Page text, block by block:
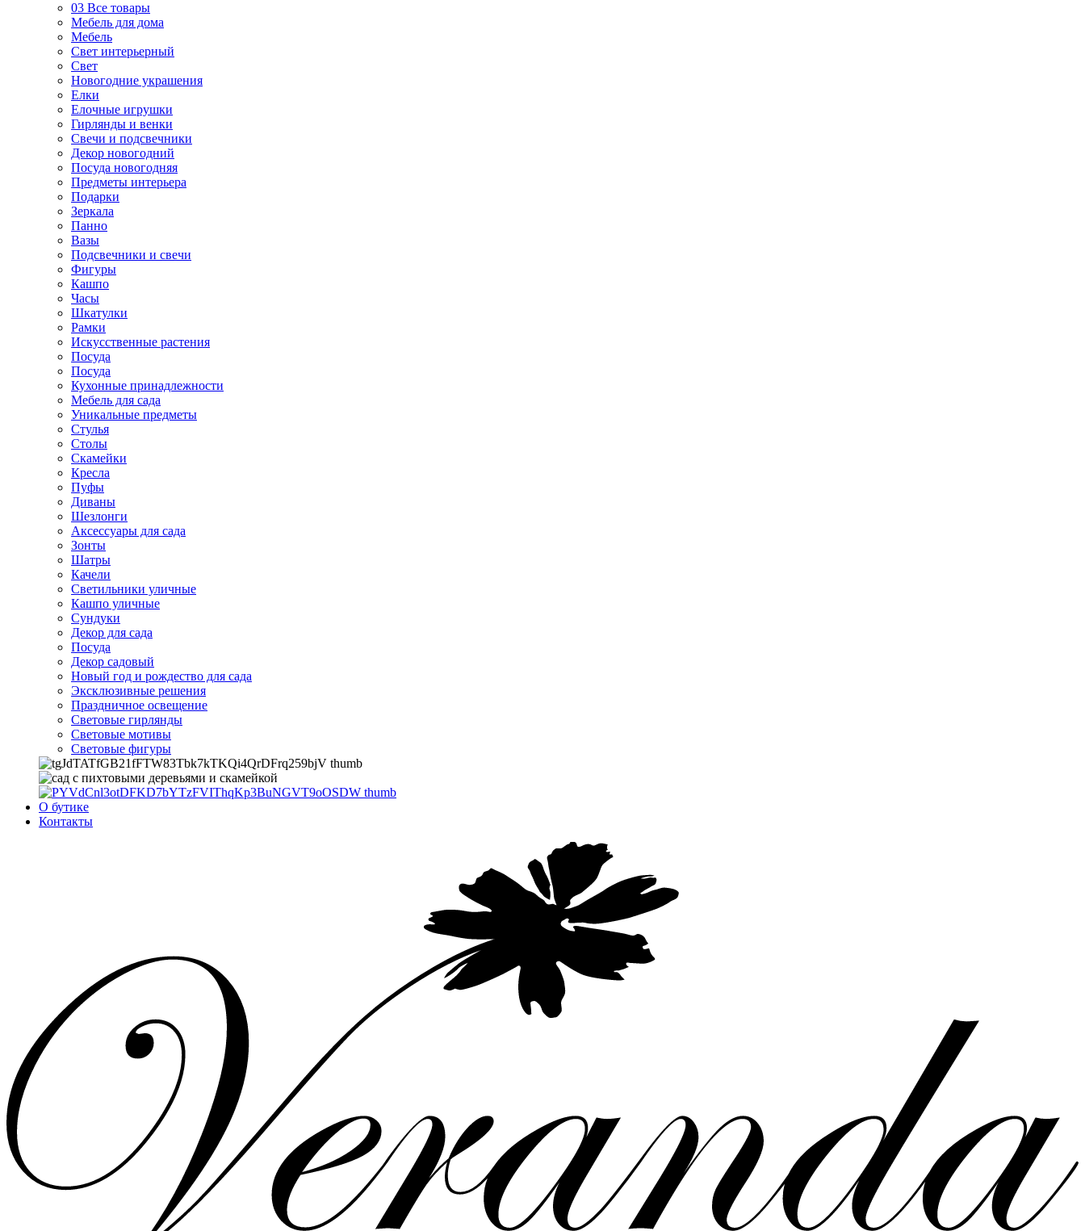
03 Все товары
Мебель для дома
Мебель
Свет интерьерный
Свет
Новогодние украшения
Елки
Елочные игрушки
Гирлянды и венки
Свечи и подсвечники
Декор новогодний
Посуда новогодняя
Предметы интерьера
Подарки
Зеркала
Панно
Вазы
Подсвечники и свечи
Фигуры
Кашпо
Часы
Шкатулки
Рамки
Искусственные растения
Посуда
Посуда
Кухонные принадлежности
Мебель для сада
Уникальные предметы
Стулья
Столы
Скамейки
Кресла
Пуфы
Диваны
Шезлонги
Аксессуары для сада
Зонты
Шатры
Качели
Cветильники уличные
Кашпо уличные
Сундуки
Декор для сада
Посуда
Декор садовый
Новый год и рождество для сада
Эксклюзивные решения
Праздничное освещение
Световые гирлянды
Световые мотивы
Световые фигуры
О бутике
Контакты